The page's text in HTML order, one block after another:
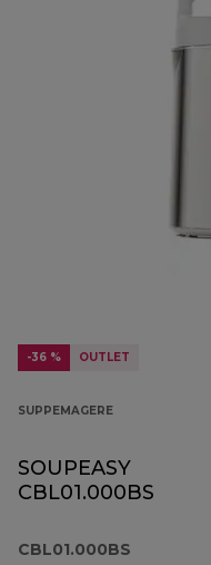
-36 % OUTLET
SUPPEMAGERE
SOUPEASY
CBL01.000BS
CBL01.000BS